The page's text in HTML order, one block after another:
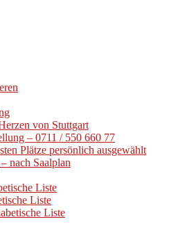
von Stuttgart
– 0711 / 550 660 77
Plätze persönlich ausgewählt
nach Saalplan
Liste
Liste
Liste